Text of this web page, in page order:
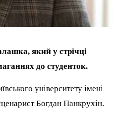
який у стрічці
до студенток.
університету імені
Богдан Панкрухін.